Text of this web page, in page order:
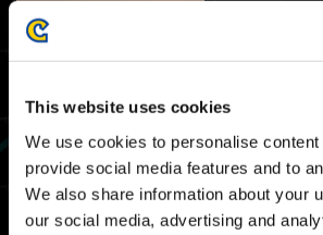
This website uses cookies
We use cookies to personalise
provide social media features and to
We also share information about your
our social media, advertising and
Xbox Series X|S
PlayStation®4
[종료]임시
Xbox Series X|S Xbox One
PlayStation®4 Steam®